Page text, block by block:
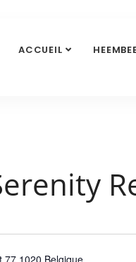
ACCUEIL
77 1020 Belgique